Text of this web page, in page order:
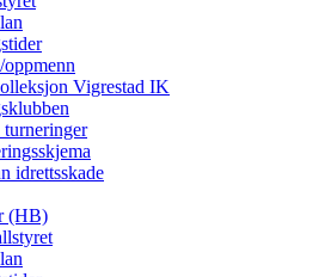
oppmenn
Vigrestad IK
turneringer
idrettsskade
(HB)